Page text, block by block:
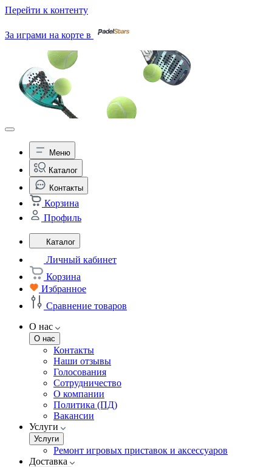
Перейти к контенту
За играми на корте в
Меню
Каталог
Контакты
Корзина
Профиль
Каталог
Личный кабинет
Корзина
Избранное
Сравнение товаров
О нас
О нас
Контакты
Наши отзывы
Голосования
Сотрудничество
О компании
Политика (ПД)
Вакансии
Услуги
Услуги
Ремонт игровых приставок и аксессуаров
Доставка